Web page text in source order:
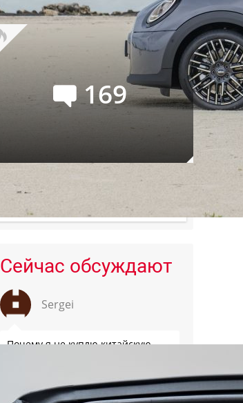
169
Последовательный гибрид
Geely EX5 EM-R для России:
Сейчас обсуждают
Sergei
Почему я не куплю китайскую
важности): 1.Правильный
типоразмер. В моем случае это